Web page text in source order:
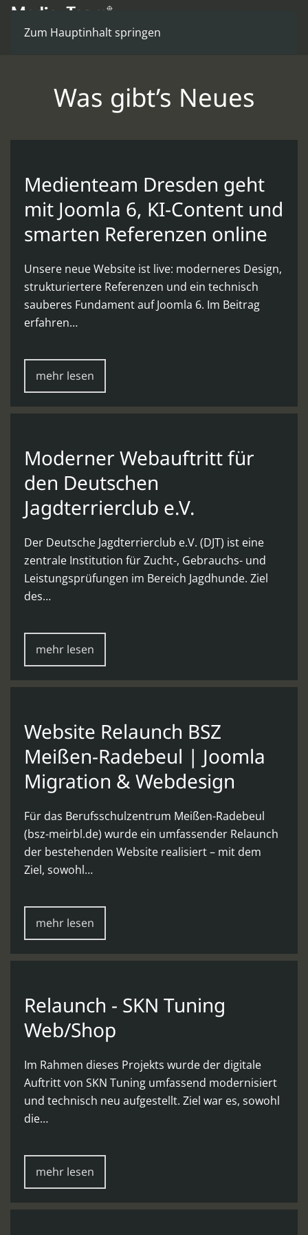
Zum Hauptinhalt springen
Was gibt’s Neues
Medienteam Dresden geht
mit Joomla 6, KI-Content und
smarten Referenzen online
Unsere neue Website ist live: moderneres Design,
strukturiertere Referenzen und ein technisch
sauberes Fundament auf Joomla 6. Im Beitrag
erfahren…
mehr lesen
Moderner Webauftritt für
den Deutschen
Jagdterrierclub e.V.
Der Deutsche Jagdterrierclub e.V. (DJT) ist eine
zentrale Institution für Zucht-, Gebrauchs- und
Leistungsprüfungen im Bereich Jagdhunde. Ziel
des…
mehr lesen
Website Relaunch BSZ
Meißen-Radebeul | Joomla
Migration & Webdesign
Für das Berufsschulzentrum Meißen-Radebeul
(bsz-meirbl.de) wurde ein umfassender Relaunch
der bestehenden Website realisiert – mit dem
Ziel, sowohl…
mehr lesen
Relaunch - SKN Tuning
Web/Shop
Im Rahmen dieses Projekts wurde der digitale
Auftritt von SKN Tuning umfassend modernisiert
und technisch neu aufgestellt. Ziel war es, sowohl
die…
mehr lesen